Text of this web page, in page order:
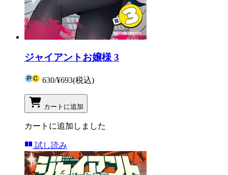
ジャイアントお嬢様 3
630/¥693(税込)
カートに追加
カートに追加しました
試し読み